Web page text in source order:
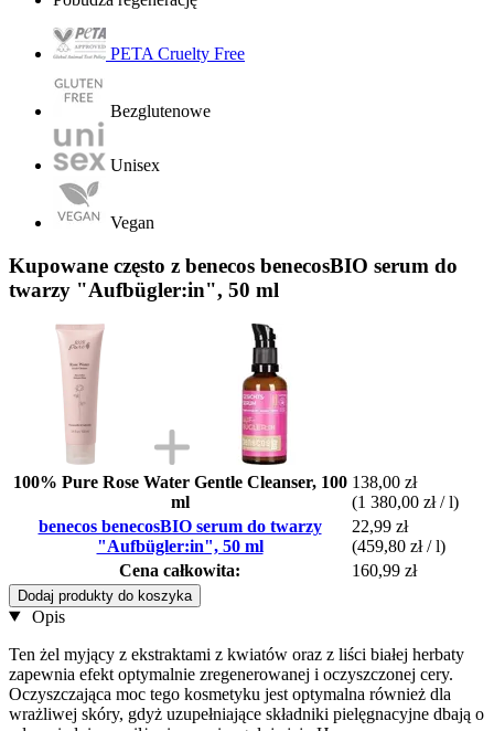
PETA Cruelty Free
Bezglutenowe
Unisex
Vegan
Kupowane często z benecos benecosBIO serum do
twarzy "Aufbügler:in", 50 ml
100% Pure Rose Water Gentle Cleanser, 100
ml
138,00 zł
(1 380,00 zł / l)
benecos benecosBIO serum do twarzy
"Aufbügler:in", 50 ml
22,99 zł
(459,80 zł / l)
Cena całkowita:
160,99 zł
Dodaj produkty do koszyka
Opis
Ten żel myjący z ekstraktami z kwiatów oraz z liści białej herbaty
zapewnia efekt optymalnie zregenerowanej i oczyszczonej cery.
Oczyszczająca moc tego kosmetyku jest optymalna również dla
wrażliwej skóry, gdyż uzupełniające składniki pielęgnacyjne dbają o